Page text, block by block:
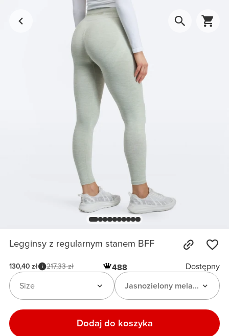
Legginsy z regularnym stanem BFF
130,40 zł 217,33 zł 488
Dostępny
Jasnozielony melanż
Size
Dodaj do koszyka